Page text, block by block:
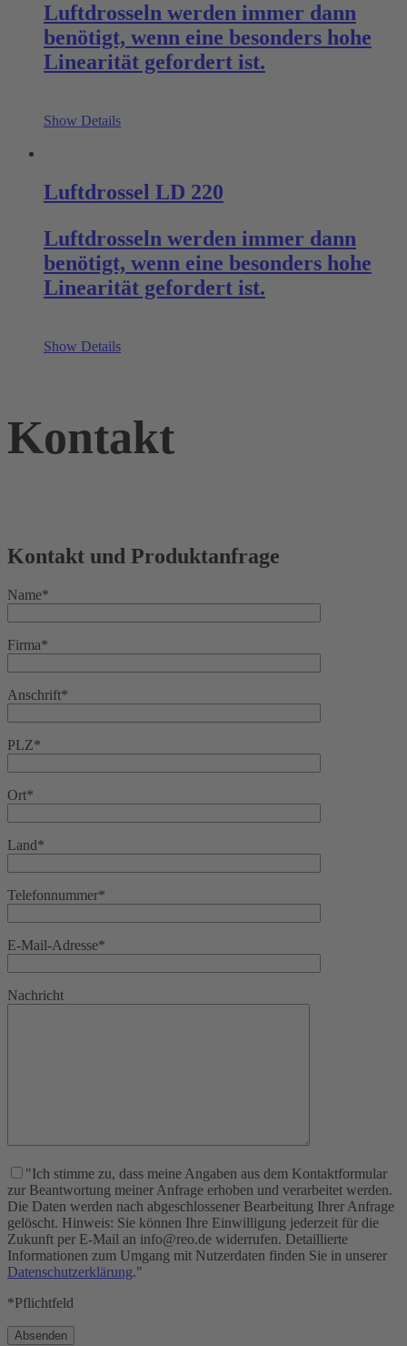
Luftdrosseln werden immer dann
benötigt, wenn eine besonders hohe
Linearität gefordert ist.
Show Details
Luftdrossel LD 220
Luftdrosseln werden immer dann
benötigt, wenn eine besonders hohe
Linearität gefordert ist.
Show Details
Kontakt
Kontakt und Produktanfrage
Name*
Firma*
Anschrift*
PLZ*
Ort*
Land*
Telefonnummer*
E-Mail-Adresse*
Nachricht
"Ich stimme zu, dass meine Angaben aus dem Kontaktformular
zur Beantwortung meiner Anfrage erhoben und verarbeitet werden.
Die Daten werden nach abgeschlossener Bearbeitung Ihrer Anfrage
gelöscht. Hinweis: Sie können Ihre Einwilligung jederzeit für die
Zukunft per E-Mail an info@reo.de widerrufen. Detaillierte
Informationen zum Umgang mit Nutzerdaten finden Sie in unserer
Datenschutzerklärung."
*Pflichtfeld